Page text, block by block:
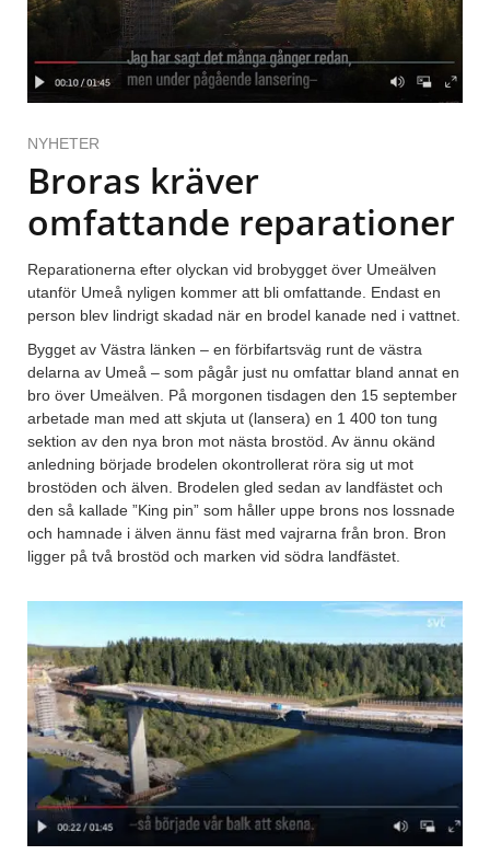
NYHETER
Broras kräver
omfattande reparationer
Reparationerna efter olyckan vid brobygget över Umeälven
utanför Umeå nyligen kommer att bli omfattande. Endast en
person blev lindrigt skadad när en brodel kanade ned i vattnet.
Bygget av Västra länken – en förbifartsväg runt de västra
delarna av Umeå – som pågår just nu omfattar bland annat en
bro över Umeälven. På morgonen tisdagen den 15 september
arbetade man med att skjuta ut (lansera) en 1 400 ton tung
sektion av den nya bron mot nästa brostöd. Av ännu okänd
anledning började brodelen okontrollerat röra sig ut mot
brostöden och älven. Brodelen gled sedan av landfästet och
den så kallade ”King pin” som håller uppe brons nos lossnade
och hamnade i älven ännu fäst med vajrarna från bron. Bron
ligger på två brostöd och marken vid södra landfästet.